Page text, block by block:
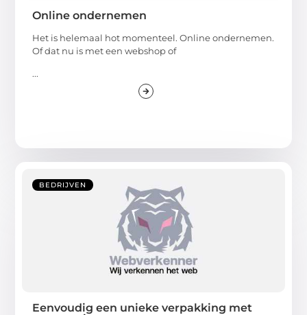
Online ondernemen
Het is helemaal hot momenteel. Online ondernemen.
Of dat nu is met een webshop of
...
BEDRIJVEN
Eenvoudig een unieke verpakking met